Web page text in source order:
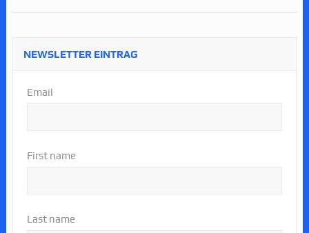
NEWSLETTER EINTRAG
Email
First name
Last name